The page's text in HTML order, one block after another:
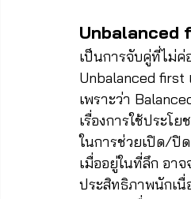
Unbalanced
เป็นการจับคู่ที่ไม่ค่
Unbalanced first
เพราะว่า
เรื่องการใช้ประโ
ในการช่วยเปิด/ปิ
เมื่ออยู่ในที่ลึก อา
ประสิทธิภาพนักเนื่